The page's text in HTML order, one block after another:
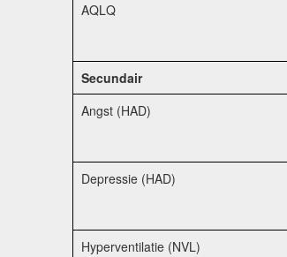
AQLQ
Secundair
Angst (HAD)
Depressie (HAD)
Hyperventilatie (NVL)